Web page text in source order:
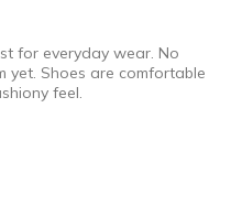
for everyday wear. No
yet. Shoes are comfortable
feel.